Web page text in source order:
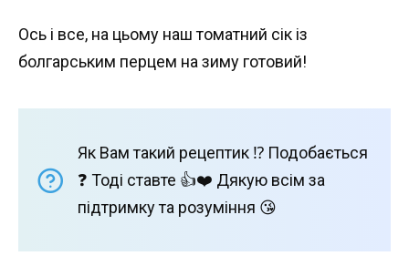
Ось і все, на цьому наш томатний сік із
болгарським перцем на зиму готовий!
Як Вам такий рецептик ⁉️ Подобається
❓ Тоді ставте 👍❤️ Дякую всім за
підтримку та розуміння 😘